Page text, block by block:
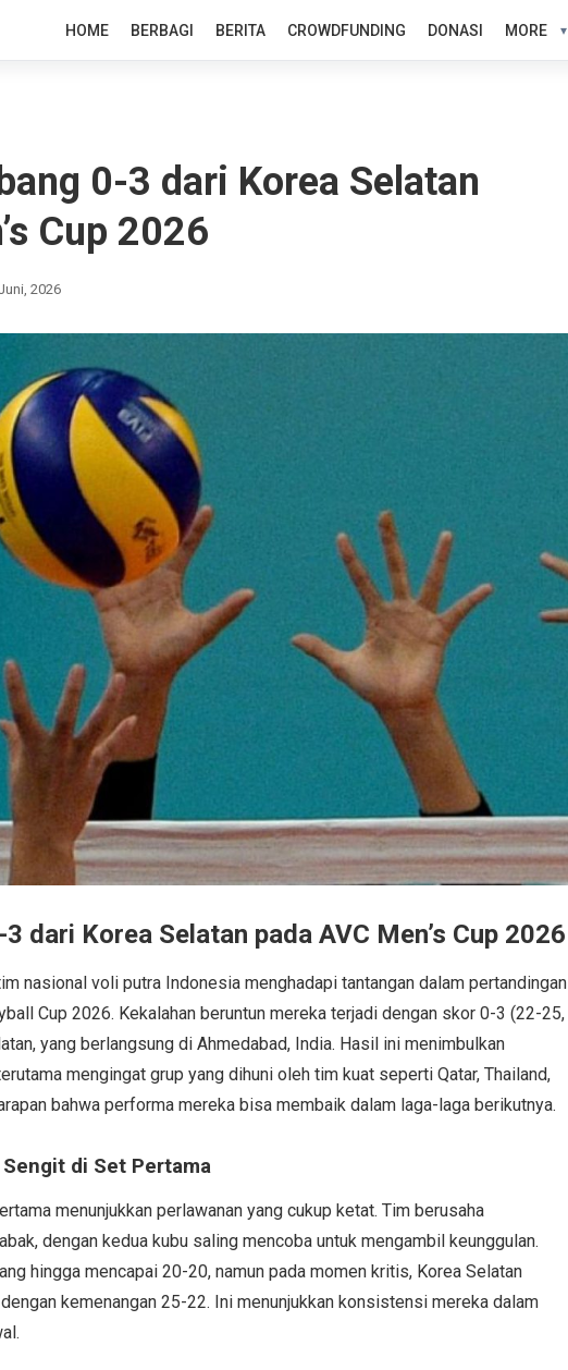
HOME BERBAGI BERITA CROWDFUNDING DONASI MORE
0-3 dari Korea Selatan
Cup 2026
2026
dari Korea Selatan pada AVC Men’s Cup 2026
nasional voli putra Indonesia menghadapi tantangan dalam pertandingan
Cup 2026. Kekalahan beruntun mereka terjadi dengan skor 0-3 (22-25,
yang berlangsung di Ahmedabad, India. Hasil ini menimbulkan
mengingat grup yang dihuni oleh tim kuat seperti Qatar, Thailand,
bahwa performa mereka bisa membaik dalam laga-laga berikutnya.
di Set Pertama
menunjukkan perlawanan yang cukup ketat. Tim berusaha
dengan kedua kubu saling mencoba untuk mengambil keunggulan.
hingga mencapai 20-20, namun pada momen kritis, Korea Selatan
kemenangan 25-22. Ini menunjukkan konsistensi mereka dalam